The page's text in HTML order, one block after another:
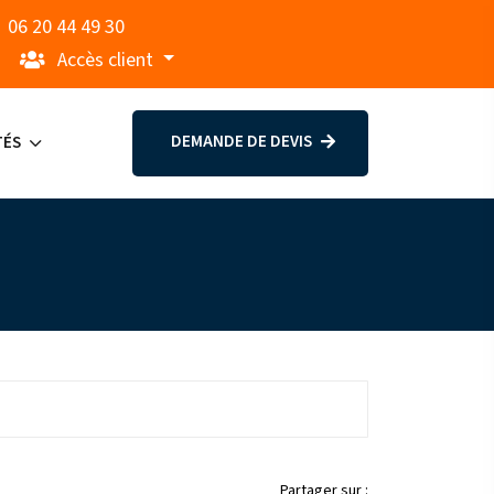
06 20 44 49 30
Accès client
DEMANDE DE DEVIS